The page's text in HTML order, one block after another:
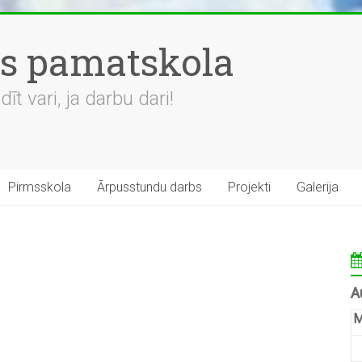
pamatskola
vari, ja darbu dari!
Pirmsskola Ārpusstundu darbs Projekti Galerija
M